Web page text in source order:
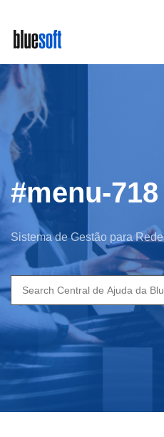
main
content
#menu-718
Sistema de Gestão para
Search
for: